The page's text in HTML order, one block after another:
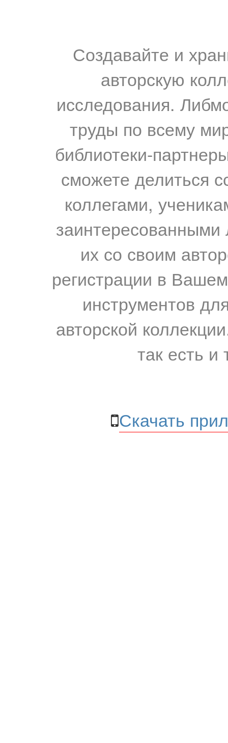
Создавайте и
авторскую
исследования.
труды по всему
библиотеки-
сможете делиться
коллегами,
их со своим
регистрации в
инструментов
авторской
так есть и
Скачать